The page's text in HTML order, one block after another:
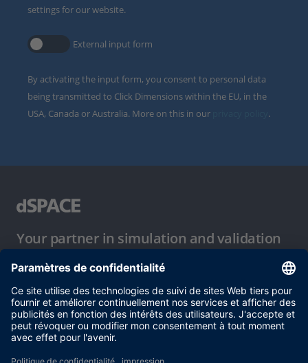
settings for our website.
External input form
By activating the input form, you consent to personal data
being transmitted to Click Dimensions within the EU, in the
USA, Canada or Australia. More on this in our
.
Your partner in simulation and validation
Conditions d´utilisation
Politique de confidentialité
Mentions légales et conditions générales